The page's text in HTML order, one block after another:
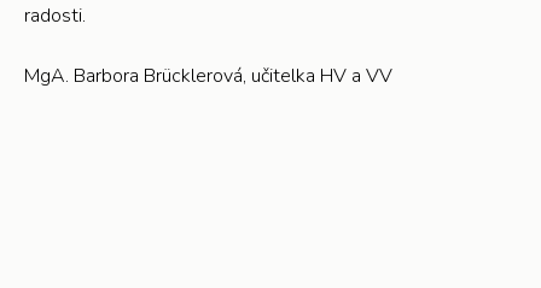
radosti.
MgA. Barbora Brücklerová, učitelka HV a VV